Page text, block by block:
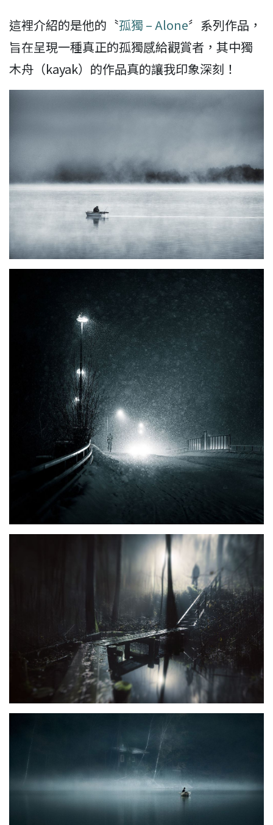
這裡介紹的是他的〝孤獨 – Alone〞系列作品，
旨在呈現一種真正的孤獨感給觀賞者，其中獨
木舟（kayak）的作品真的讓我印象深刻！